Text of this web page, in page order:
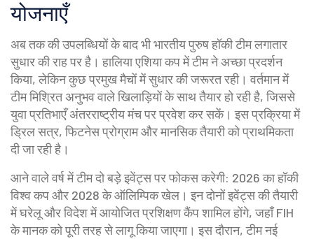
योजनाएँ
अब तक की उपलब्धियों के बाद भी भारतीय पुरुष हॉकी टीम लगातार
सुधार की राह पर है। हालिया एशिया कप में टीम ने अच्छा प्रदर्शन
किया, लेकिन कुछ प्रमुख मैचों में सुधार की जरूरत रही। वर्तमान में
टीम मिश्रित अनुभव वाले खिलाड़ियों के साथ तैयार हो रही है, जिससे
युवा प्रतिभाएँ अंतरराष्ट्रीय मंच पर प्रवेश कर सकें। इस प्रक्रिया में
ड्रिल सत्र, फिटनेस प्रोग्राम और मानसिक तैयारी को प्राथमिकता
दी जा रही है।
आने वाले वर्ष में टीम दो बड़े इवेंट्स पर फोकस करेगी: 2026 का हॉकी
विश्व कप और 2028 के ऑलिम्पिक खेल। इन दोनों इवेंट्स की तैयारी
में घरेलू और विदेश में आयोजित प्रशिक्षण कैंप शामिल होंगे, जहाँ FIH
के मानक को पूरी तरह से लागू किया जाएगा। इस दौरान, टीम नई